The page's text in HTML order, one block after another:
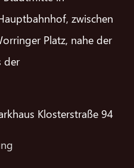
zwischen
Platz, nahe der
der
Klosterstraße 94